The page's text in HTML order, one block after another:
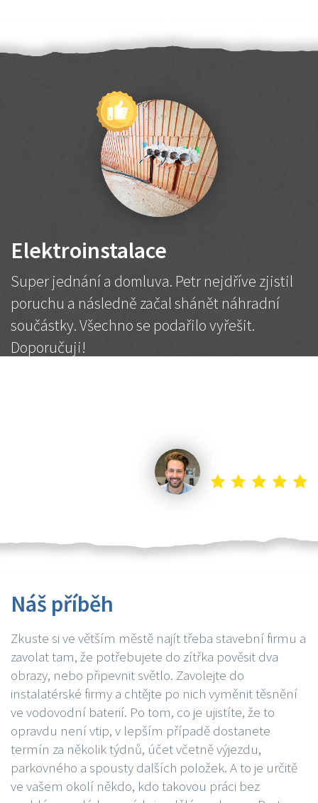
Elektroinstalace
Super jednání a domluva. Petr nejdříve zjistil
poruchu a následně začal shánět náhradní
součástky. Všechno se podařilo vyřešit.
Doporučuji!
Náš příběh
Zkuste si ve větším městě najít třeba stavební firmu a
zavolat tam, že potřebujete do zítřka pověsit dva
obrazy, nebo připevnit světlo. Zavolejte do
instalatérské firmy a chtějte po nich vyměnit těsnění
ve vodovodní baterií. Po tom, co je ujistíte, že to
opravdu není vtip, v lepším případě dostanete
termín za několik týdnů, účet včetně výjezdu,
parkovného a spousty dalších položek. A to je určitě
ve vašem okolí někdo, kdo takovou práci bez